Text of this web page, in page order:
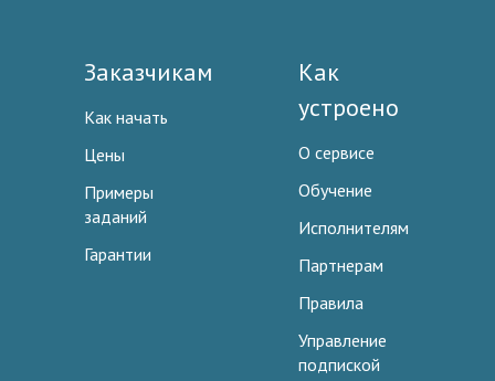
Заказчикам
Как начать
Цены
Примеры
заданий
Гарантии
Как
устроено
О сервисе
Обучение
Исполнителям
Партнерам
Правила
Управление
подпиской